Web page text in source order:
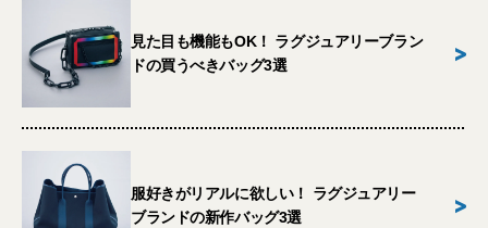
見た目も機能もOK！ ラグジュアリーブラン
ドの買うべきバッグ3選
>
服好きがリアルに欲しい！ ラグジュアリー
ブランドの新作バッグ3選
>